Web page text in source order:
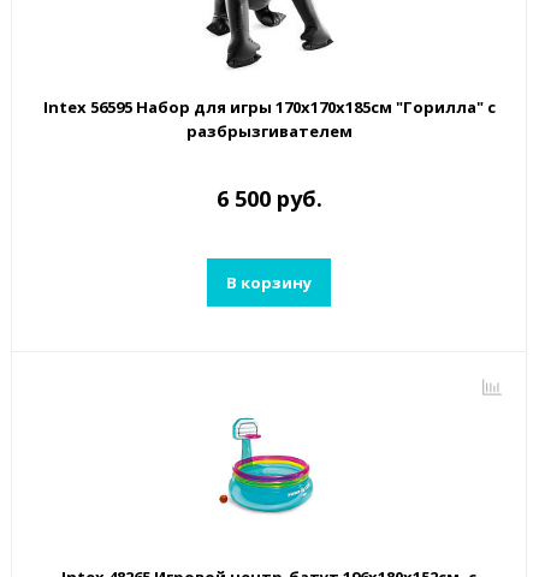
Intex 56595 Набор для игры 170х170х185см "Горилла" с
разбрызгивателем
6 500 руб.
В корзину